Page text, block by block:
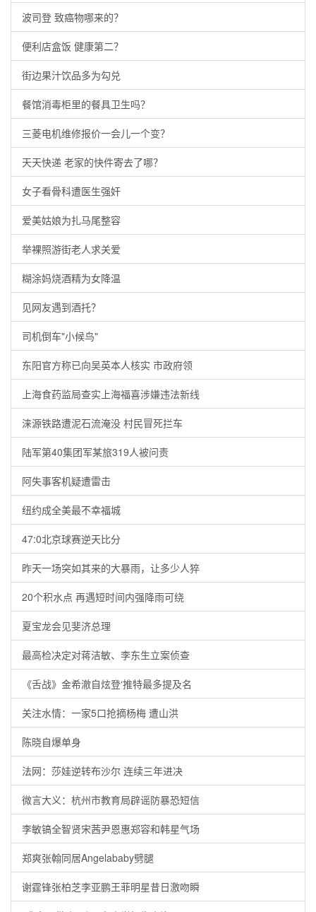
波司登 致癌物哪来的？
便利店盒饭 健康第二？
街边果汁饮品多为勾兑
餐馆消毒柜里的餐具卫生吗？
三菱电机维修报价一会儿一个变？
天天快递 老家的快件寄去了哪？
女子看骨科遭医生强奸
爱美姑娘为扎马尾整容
举裸照游街老人求关爱
糊涂妈烧酒精为女降温
见网友遇到酒托？
司机倒车"小候鸟"
东阳官方称已向吴英本人核实 市政府领
上海食药监局查实上海福喜涉嫌违法新线
涞源铁路遭泥石流淹没 村民冒死拦车
陆军第40集团军某旅319人被问责
阿失事客机疑遭雷击
纽约成全美最不幸福城
47:0北京球赛逆天比分
昨天一场突如其来的大暴雨，让多少人猝
20个积水点 再遇短时间内强降雨可绕
夏宝龙会见斐济总理
最高检决定对蒋洁敏、李东生立案侦查
《舌战》金希澈自炫登‘推特最多提及名
关注水情：一家5口抢摘杨梅 遭山洪
陈晓自爆单身
法网：莎娃逆转布沙尔 连续三年进决
微言大义：杭州市教育局辟谣防暴恐短信
李敏镐全智贤宋茜尹恩惠郑容和韩星气场
郑爽张翰同居Angelababy劈腿
谢霆锋张柏芝李亚鹏王菲明星昔日激吻瞬